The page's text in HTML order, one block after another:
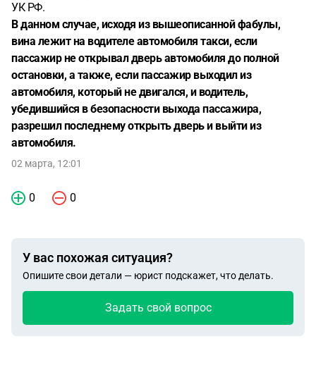
УК РФ.
В данном случае, исходя из вышеописанной фабулы,
вина лежит на водителе автомобиля такси, если
пассажир не открывал дверь автомобиля до полной
остановки, а также, если пассажир выходил из
автомобиля, который не двигался, и водитель,
убедившийся в безопасности выхода пассажира,
разрешил последнему открыть дверь и выйти из
автомобиля.
02 марта, 12:01
0 0
У вас похожая ситуация?
Опишите свои детали — юрист подскажет, что делать.
Задать свой вопрос